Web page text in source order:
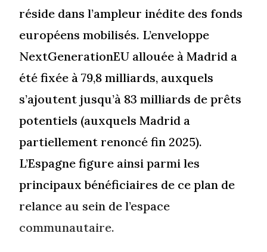
réside dans l’ampleur inédite des fonds
européens mobilisés. L’enveloppe
NextGenerationEU allouée à Madrid a
été fixée à 79,8 milliards, auxquels
s’ajoutent jusqu’à 83 milliards de prêts
potentiels (auxquels Madrid a
partiellement renoncé fin 2025).
L’Espagne figure ainsi parmi les
principaux bénéficiaires de ce plan de
relance au sein de l’espace
communautaire.